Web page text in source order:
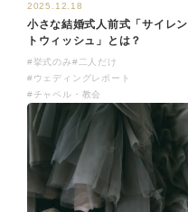
2025.12.18
小さな結婚式人前式「サイレン
トウィッシュ」とは？
#挙式のみ#二人だけ
#ウェディングレポート
#チャペル・教会